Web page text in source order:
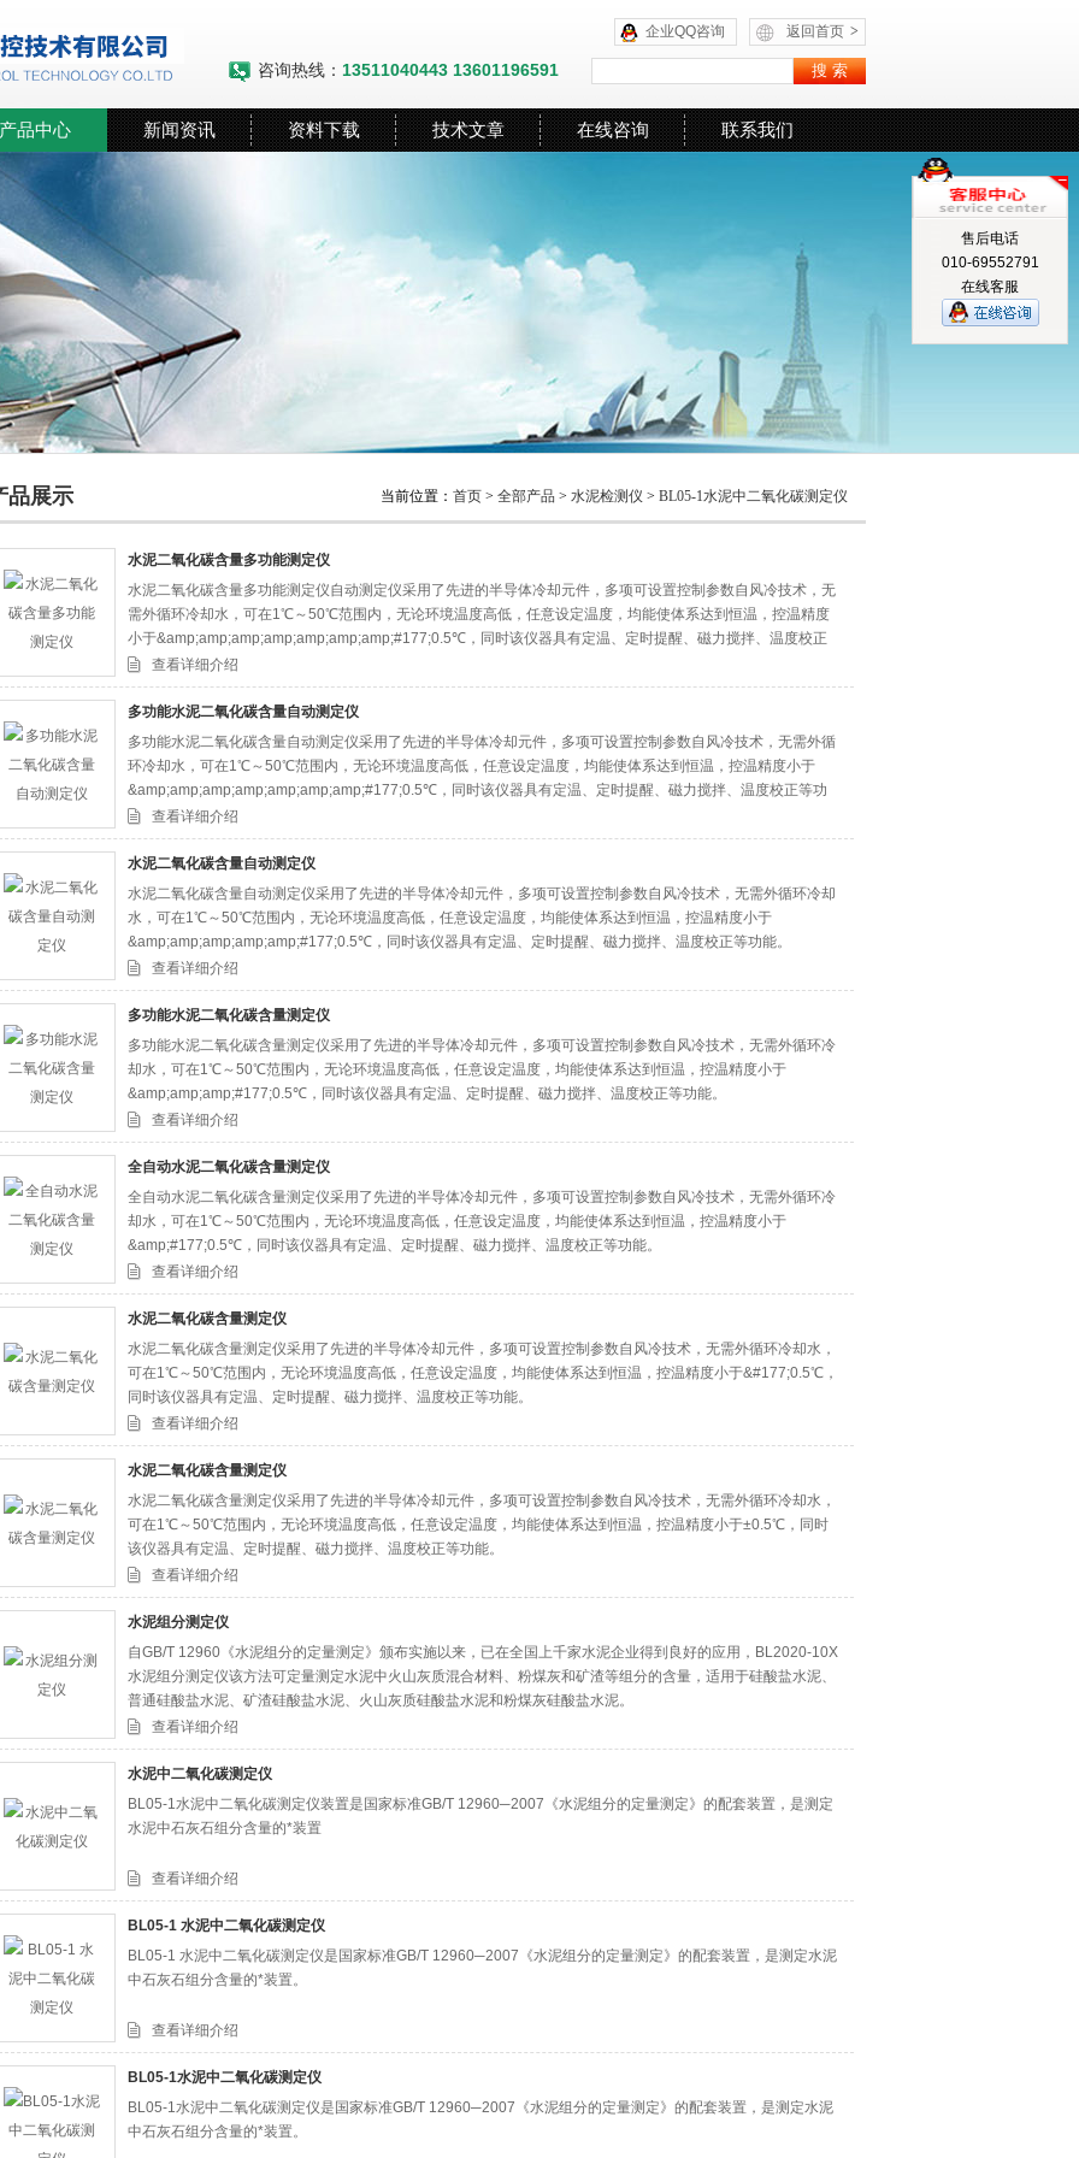
公司
返回首页 >
企业QQ咨询
咨询热线： 13511040443 13601196591
产品中心 新闻资讯 资料下载 技术文章 在线咨询 联系我们
品展示 当前位置： 首页 > 全部产品 > 水泥检测仪 > BL05-1水泥中二氧化碳测定仪
水泥二氧化碳含量多功能测定仪
水泥二氧化碳含量多功能测定仪自动测定仪采用了先进的半导体冷却元件，多项可设置控制参数自风冷技术，无
需外循环冷却水，可在1℃～50℃范围内，无论环境温度高低，任意设定温度，均能使体系达到恒温，控温精度
小于&amp;amp;amp;amp;amp;amp;amp;#177;0.5℃，同时该仪器具有定温、定时提醒、磁力搅拌、温度校正
等功能。
查看详细介绍
多功能水泥二氧化碳含量自动测定仪
多功能水泥二氧化碳含量自动测定仪采用了先进的半导体冷却元件，多项可设置控制参数自风冷技术，无需外循
环冷却水，可在1℃～50℃范围内，无论环境温度高低，任意设定温度，均能使体系达到恒温，控温精度小于
&amp;amp;amp;amp;amp;amp;amp;#177;0.5℃，同时该仪器具有定温、定时提醒、磁力搅拌、温度校正等功
能。查看详细介绍
水泥二氧化碳含量自动测定仪
水泥二氧化碳含量自动测定仪采用了先进的半导体冷却元件，多项可设置控制参数自风冷技术，无需外循环冷却
水，可在1℃～50℃范围内，无论环境温度高低，任意设定温度，均能使体系达到恒温，控温精度小于
&amp;amp;amp;amp;amp;#177;0.5℃，同时该仪器具有定温、定时提醒、磁力搅拌、温度校正等功能。
查看详细介绍
多功能水泥二氧化碳含量测定仪
多功能水泥二氧化碳含量测定仪采用了先进的半导体冷却元件，多项可设置控制参数自风冷技术，无需外循环冷
却水，可在1℃～50℃范围内，无论环境温度高低，任意设定温度，均能使体系达到恒温，控温精度小于
&amp;amp;amp;#177;0.5℃，同时该仪器具有定温、定时提醒、磁力搅拌、温度校正等功能。
查看详细介绍
全自动水泥二氧化碳含量测定仪
全自动水泥二氧化碳含量测定仪采用了先进的半导体冷却元件，多项可设置控制参数自风冷技术，无需外循环冷
却水，可在1℃～50℃范围内，无论环境温度高低，任意设定温度，均能使体系达到恒温，控温精度小于
&amp;#177;0.5℃，同时该仪器具有定温、定时提醒、磁力搅拌、温度校正等功能。
查看详细介绍
水泥二氧化碳含量测定仪
水泥二氧化碳含量测定仪采用了先进的半导体冷却元件，多项可设置控制参数自风冷技术，无需外循环冷却水，
可在1℃～50℃范围内，无论环境温度高低，任意设定温度，均能使体系达到恒温，控温精度小于&#177;0.5℃，
同时该仪器具有定温、定时提醒、磁力搅拌、温度校正等功能。
查看详细介绍
水泥二氧化碳含量测定仪
水泥二氧化碳含量测定仪采用了先进的半导体冷却元件，多项可设置控制参数自风冷技术，无需外循环冷却水，
可在1℃～50℃范围内，无论环境温度高低，任意设定温度，均能使体系达到恒温，控温精度小于±0.5℃，同时
该仪器具有定温、定时提醒、磁力搅拌、温度校正等功能。
查看详细介绍
水泥组分测定仪
自GB/T 12960《水泥组分的定量测定》颁布实施以来，已在全国上千家水泥企业得到良好的应用，BL2020-10X
水泥组分测定仪该方法可定量测定水泥中火山灰质混合材料、粉煤灰和矿渣等组分的含量，适用于硅酸盐水泥、
普通硅酸盐水泥、矿渣硅酸盐水泥、火山灰质硅酸盐水泥和粉煤灰硅酸盐水泥。
查看详细介绍
水泥中二氧化碳测定仪
BL05-1水泥中二氧化碳测定仪装置是国家标准GB/T 12960─2007《水泥组分的定量测定》的配套装置，是测定
水泥中石灰石组分含量的*装置
查看详细介绍
BL05-1 水泥中二氧化碳测定仪
BL05-1 水泥中二氧化碳测定仪是国家标准GB/T 12960─2007《水泥组分的定量测定》的配套装置，是测定水泥
中石灰石组分含量的*装置。
查看详细介绍
BL05-1水泥中二氧化碳测定仪
BL05-1水泥中二氧化碳测定仪是国家标准GB/T 12960─2007《水泥组分的定量测定》的配套装置，是测定水泥
中石灰石组分含量的*装置。
售后电话
010-69552791
在线客服